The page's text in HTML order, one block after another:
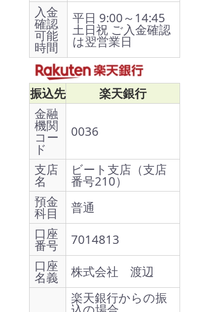
入金
確認
可能
時間
平日 9:00～14:45
土日祝 ご入金確認
は翌営業日
振込先
楽天銀行
金融
機関
コー
ド
0036
支店
名
ビート支店（支店
番号210）
預金
科目
普通
口座
番号
7014813
口座
名義
株式会社 渡辺
楽天銀行からの振